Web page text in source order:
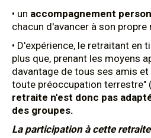
• un accompagnement
chacun d'avancer à son propre
• D'expérience, le retraitant en
plus que, prenant les moyens
davantage de tous ses amis
toute préoccupation terrestre"
retraite n'est donc pas
des groupes.
La participation à cette